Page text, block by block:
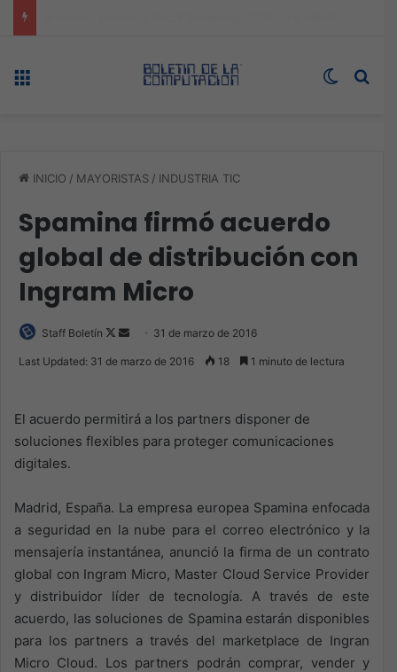
Switch
INICIO / MAYORISTAS / INDUSTRIA TIC
Spamina firmó acuerdo
global de distribución con
Ingram Micro
Staff Boletín
Follow
Send 31 de marzo de 2016
Last Updated: 31 de marzo de 2016 18 1 minuto de lectura
El acuerdo permitirá a los partners disponer de
soluciones flexibles para proteger comunicaciones
digitales.
Madrid, España. La empresa europea Spamina enfocada
a seguridad en la nube para el correo electrónico y la
mensajería instantánea, anunció la firma de un contrato
global con Ingram Micro, Master Cloud Service Provider
y distribuidor líder de tecnología. A través de este
acuerdo, las soluciones de Spamina estarán disponibles
para los partners a través del marketplace de Ingran
Micro Cloud. Los partners podrán comprar, vender y